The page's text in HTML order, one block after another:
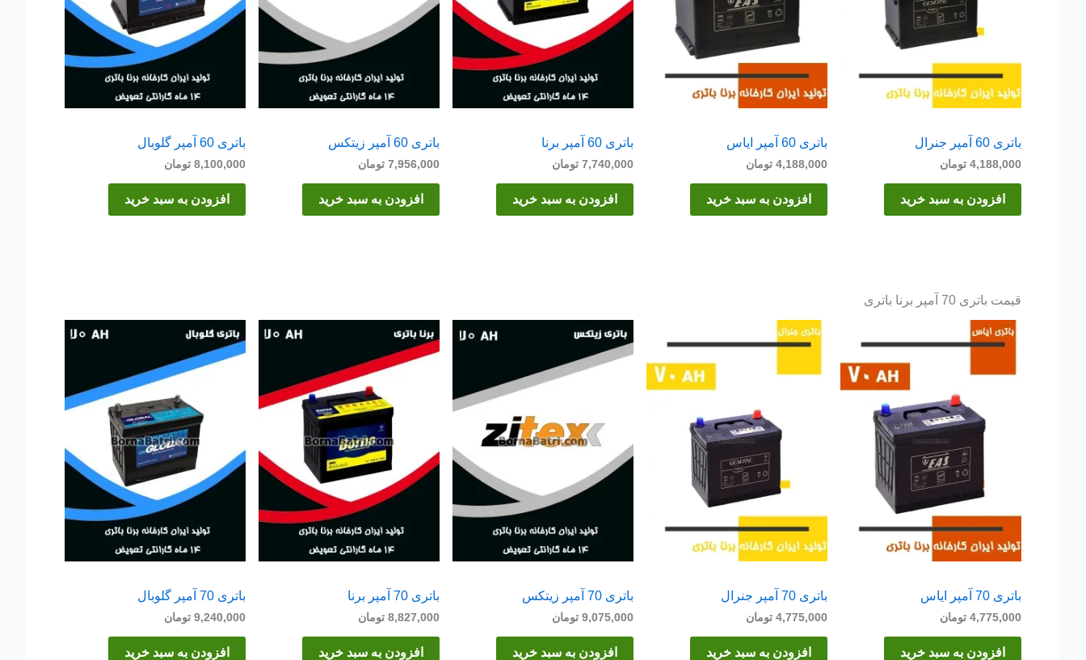
باتری 60 آمپر جنرال
4,188,000 تومان
افزودن به سبد خرید
باتری 60 آمپر ایاس
4,188,000 تومان
افزودن به سبد خرید
باتری 60 آمپر برنا
7,740,000 تومان
افزودن به سبد خرید
باتری 60 آمپر زیتکس
7,956,000 تومان
افزودن به سبد خرید
باتری 60 آمپر گلوبال
8,100,000 تومان
افزودن به سبد خرید
قیمت باتری 70 آمپر برنا باتری
باتری 70 آمپر ایاس
4,775,000 تومان
افزودن به سبد خرید
باتری 70 آمپر جنرال
4,775,000 تومان
افزودن به سبد خرید
باتری 70 آمپر زیتکس
9,075,000 تومان
افزودن به سبد خرید
باتری 70 آمپر برنا
8,827,000 تومان
افزودن به سبد خرید
باتری 70 آمپر گلوبال
9,240,000 تومان
افزودن به سبد خرید